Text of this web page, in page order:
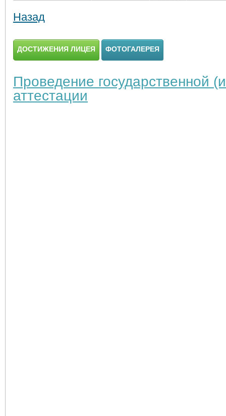
Назад
ДОСТИЖЕНИЯ ЛИЦЕЯ ФОТОГАЛЕРЕЯ
Проведение государственной
аттестации